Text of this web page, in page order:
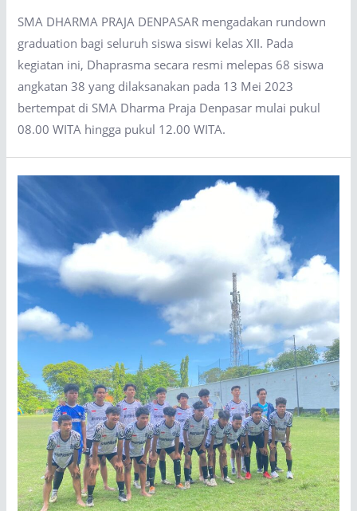
SMA DHARMA PRAJA DENPASAR mengadakan rundown
graduation bagi seluruh siswa siswi kelas XII. Pada
kegiatan ini, Dhaprasma secara resmi melepas 68 siswa
angkatan 38 yang dilaksanakan pada 13 Mei 2023
bertempat di SMA Dharma Praja Denpasar mulai pukul
08.00 WITA hingga pukul 12.00 WITA.